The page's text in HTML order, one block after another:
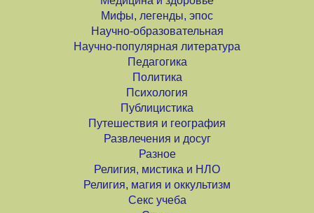
Мифы, легенды, эпос
Научно-образовательная
Научно-популярная литература
Педагогика
Политика
Психология
Публицистика
Путешествия и география
Развлечения и досуг
Разное
Религия, мистика и НЛО
Религия, магия и оккультизм
Секс учеба